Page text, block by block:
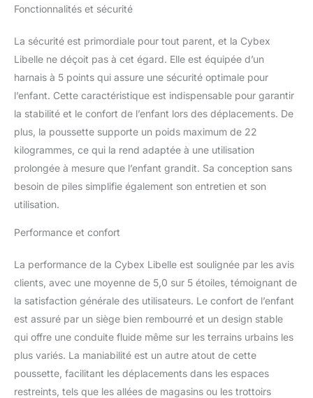
Fonctionnalités et sécurité
La sécurité est primordiale pour tout parent, et la Cybex
Libelle ne déçoit pas à cet égard. Elle est équipée d’un
harnais à 5 points qui assure une sécurité optimale pour
l’enfant. Cette caractéristique est indispensable pour garantir
la stabilité et le confort de l’enfant lors des déplacements. De
plus, la poussette supporte un poids maximum de 22
kilogrammes, ce qui la rend adaptée à une utilisation
prolongée à mesure que l’enfant grandit. Sa conception sans
besoin de piles simplifie également son entretien et son
utilisation.
Performance et confort
La performance de la Cybex Libelle est soulignée par les avis
clients, avec une moyenne de 5,0 sur 5 étoiles, témoignant de
la satisfaction générale des utilisateurs. Le confort de l’enfant
est assuré par un siège bien rembourré et un design stable
qui offre une conduite fluide même sur les terrains urbains les
plus variés. La maniabilité est un autre atout de cette
poussette, facilitant les déplacements dans les espaces
restreints, tels que les allées de magasins ou les trottoirs